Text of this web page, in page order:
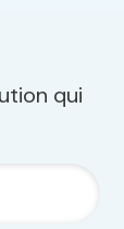
qui